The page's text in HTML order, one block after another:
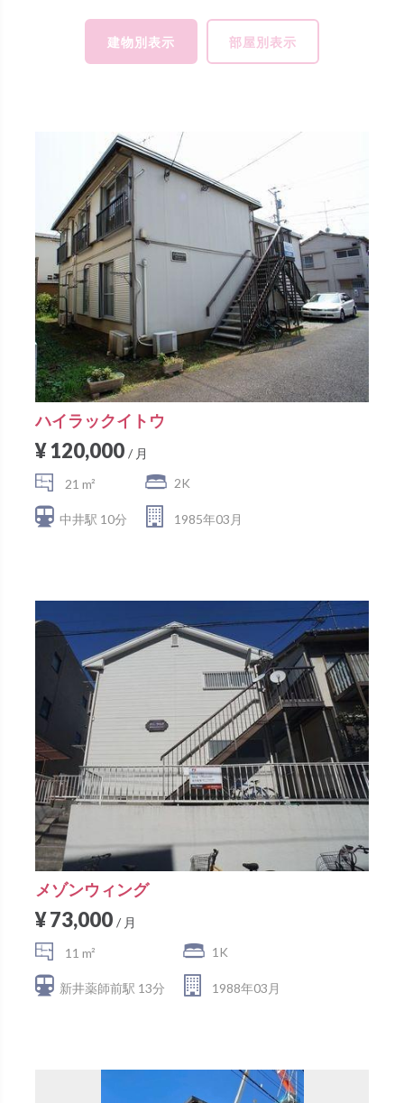
建物別表示 部屋別表示
ハイラックイトウ
¥ 120,000 / 月
21 m²
中井駅 10分
2K
1985年03月
メゾンウィング
¥ 73,000 / 月
11 m²
新井薬師前駅 13分
1K
1988年03月